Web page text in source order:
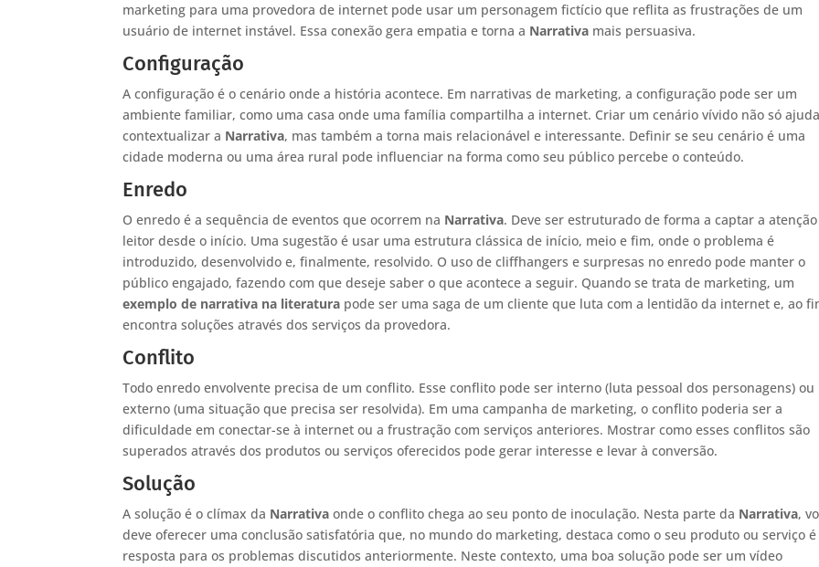
marketing para uma provedora de internet pode usar um personagem fictício que reflita as frustrações de um
usuário de internet instável. Essa conexão gera empatia e torna a Narrativa mais persuasiva.
Configuração
A configuração é o cenário onde a história acontece. Em narrativas de marketing, a configuração pode ser um
ambiente familiar, como uma casa onde uma família compartilha a internet. Criar um cenário vívido não só
contextualizar a Narrativa, mas também a torna mais relacionável e interessante. Definir se seu cenário é uma
cidade moderna ou uma área rural pode influenciar na forma como seu público percebe o conteúdo.
Enredo
O enredo é a sequência de eventos que ocorrem na Narrativa. Deve ser estruturado de forma a captar a
leitor desde o início. Uma sugestão é usar uma estrutura clássica de início, meio e fim, onde o problema é
introduzido, desenvolvido e, finalmente, resolvido. O uso de cliffhangers e surpresas no enredo pode manter o
público engajado, fazendo com que deseje saber o que acontece a seguir. Quando se trata de marketing, um
exemplo de narrativa na literatura pode ser uma saga de um cliente que luta com a lentidão da internet e, ao
encontra soluções através dos serviços da provedora.
Conflito
Todo enredo envolvente precisa de um conflito. Esse conflito pode ser interno (luta pessoal dos personagens) ou
externo (uma situação que precisa ser resolvida). Em uma campanha de marketing, o conflito poderia ser a
dificuldade em conectar-se à internet ou a frustração com serviços anteriores. Mostrar como esses conflitos são
superados através dos produtos ou serviços oferecidos pode gerar interesse e levar à conversão.
Solução
A solução é o clímax da Narrativa onde o conflito chega ao seu ponto de inoculação. Nesta parte da Narrativa,
deve oferecer uma conclusão satisfatória que, no mundo do marketing, destaca como o seu produto ou serviço é
resposta para os problemas discutidos anteriormente. Neste contexto, uma boa solução pode ser um vídeo